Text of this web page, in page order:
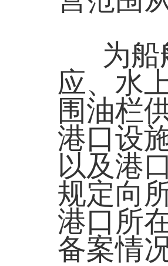
为
应、水
围油栏
港口设
以及港
规定向
港口所
备案情